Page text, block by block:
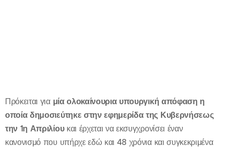
Πρόκειται για μία ολοκαίνουρια υπουργική απόφαση η
οποία δημοσιεύτηκε στην εφημερίδα της Κυβερνήσεως
την 1η Απριλίουκαι έρχεται να εκσυγχρονίσει έναν
κανονισμό που υπήρχε εδώ και 48 χρόνια και συγκεκριμένα